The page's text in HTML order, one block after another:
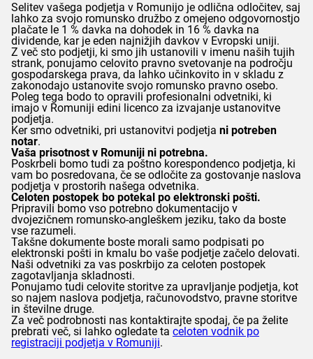
Selitev vašega podjetja v Romunijo je odlična odločitev, saj
lahko za svojo romunsko družbo z omejeno odgovornostjo
plačate le 1 % davka na dohodek in 16 % davka na
dividende, kar je eden najnižjih davkov v Evropski uniji.
Z več sto podjetji, ki smo jih ustanovili v imenu naših tujih
strank, ponujamo celovito pravno svetovanje na področju
gospodarskega prava, da lahko učinkovito in v skladu z
zakonodajo ustanovite svojo romunsko pravno osebo.
Poleg tega bodo to opravili profesionalni odvetniki, ki
imajo v Romuniji edini licenco za izvajanje ustanovitve
podjetja.
Ker smo odvetniki, pri ustanovitvi podjetja ni potreben
notar.
Vaša prisotnost v Romuniji ni potrebna.
Poskrbeli bomo tudi za poštno korespondenco podjetja, ki
vam bo posredovana, če se odločite za gostovanje naslova
podjetja v prostorih našega odvetnika.
Celoten postopek bo potekal po elektronski pošti.
Pripravili bomo vso potrebno dokumentacijo v
dvojezičnem romunsko-angleškem jeziku, tako da boste
vse razumeli.
Takšne dokumente boste morali samo podpisati po
elektronski pošti in kmalu bo vaše podjetje začelo delovati.
Naši odvetniki za vas poskrbijo za celoten postopek
zagotavljanja skladnosti.
Ponujamo tudi celovite storitve za upravljanje podjetja, kot
so najem naslova podjetja, računovodstvo, pravne storitve
in številne druge.
Za več podrobnosti nas kontaktirajte spodaj, če pa želite
prebrati več, si lahko ogledate ta celoten vodnik po
registraciji podjetja v Romuniji.